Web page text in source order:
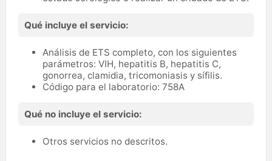
Qué incluye el servicio:
Análisis de ETS completo, con los siguientes
parámetros: VIH, hepatitis B, hepatitis C,
gonorrea, clamidia, tricomoniasis y sífilis.
Código para el laboratorio: 758A
Qué no incluye el servicio:
Otros servicios no descritos.